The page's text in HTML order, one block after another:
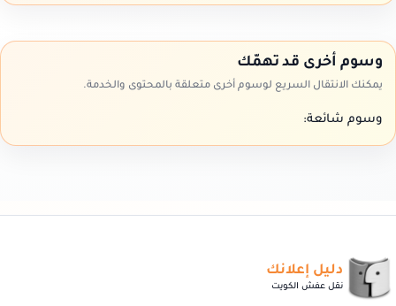
وسوم أخرى قد تهمّك
يمكنك الانتقال السريع لوسوم أخرى متعلقة بالمحتوى والخدمة.
وسوم شائعة:
دليل إعلانك
نقل عفش الكويت